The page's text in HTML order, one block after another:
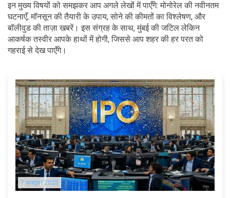
इन मुख्य विषयों को समझकर आप अगले लेखों में पाएँगे: मोनोरेल की नवीनतम
घटनाएँ, मॉनसून की तैयारी के उपाय, सोने की कीमतों का विश्लेषण, और
बॉलीवुड की ताज़ा खबरें। इस संग्रह के साथ, मुंबई की जटिल लेकिन
आकर्षक तस्वीर आपके हाथों में होगी, जिससे आप शहर की हर परत को
गहराई से देख पाएँगे।
7 अक्तूबर 2025